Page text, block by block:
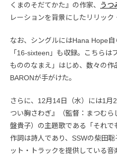
くまのそだてかた』の作家、
うつ
レーションを背景にしたリリック
なお、シングルにはHana Hope
「16-sixteen」も収録。こちらは
もののなまえ」はじめ、数々の
BARONが手がけた。
さらに、12月14日（水）には1月
つい胸さわぎ』（監督：まつむ
盤貴子）の主題歌である「それで
作詞は詩人であり、SSWの柴田
ット・トラックを提供している